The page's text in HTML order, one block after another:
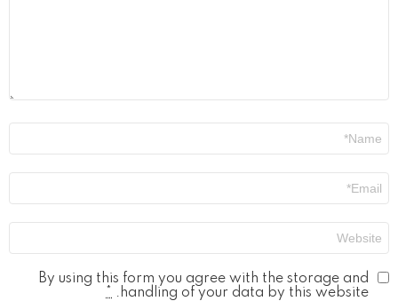
By using this form you agree with the storage and
handling of your data by this website.